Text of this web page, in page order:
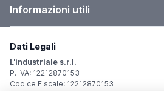
Informazioni utili
Dati Legali
L'industriale s.r.l.
P. IVA: 12212870153
Codice Fiscale: 12212870153